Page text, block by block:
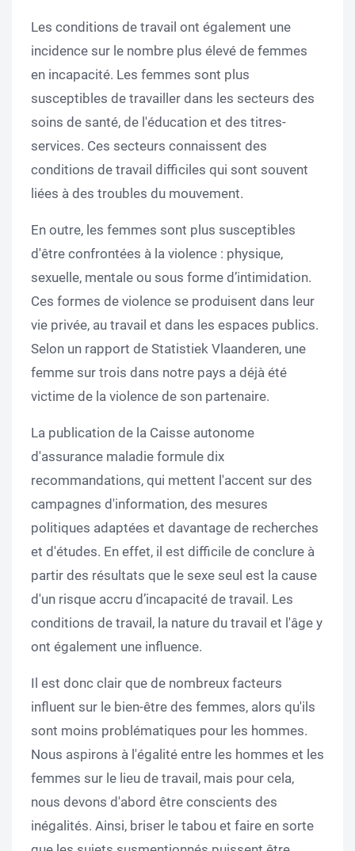
Les conditions de travail ont également une
incidence sur le nombre plus élevé de femmes
en incapacité. Les femmes sont plus
susceptibles de travailler dans les secteurs des
soins de santé, de l'éducation et des titres-
services. Ces secteurs connaissent des
conditions de travail difficiles qui sont souvent
liées à des troubles du mouvement.
En outre, les femmes sont plus susceptibles
d'être confrontées à la violence : physique,
sexuelle, mentale ou sous forme d’intimidation.
Ces formes de violence se produisent dans leur
vie privée, au travail et dans les espaces publics.
Selon un rapport de Statistiek Vlaanderen, une
femme sur trois dans notre pays a déjà été
victime de la violence de son partenaire.
La publication de la Caisse autonome
d'assurance maladie formule dix
recommandations, qui mettent l'accent sur des
campagnes d'information, des mesures
politiques adaptées et davantage de recherches
et d'études. En effet, il est difficile de conclure à
partir des résultats que le sexe seul est la cause
d'un risque accru d’incapacité de travail. Les
conditions de travail, la nature du travail et l'âge y
ont également une influence.
Il est donc clair que de nombreux facteurs
influent sur le bien-être des femmes, alors qu'ils
sont moins problématiques pour les hommes.
Nous aspirons à l'égalité entre les hommes et les
femmes sur le lieu de travail, mais pour cela,
nous devons d'abord être conscients des
inégalités. Ainsi, briser le tabou et faire en sorte